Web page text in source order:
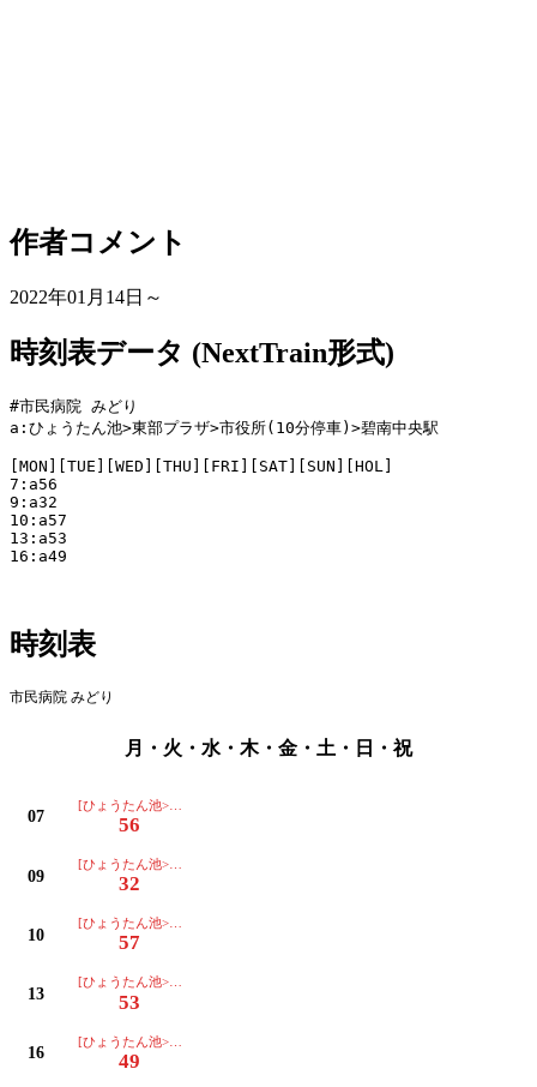
作者コメント
2022年01月14日～
時刻表データ (NextTrain形式)
#市民病院 みどり
a:ひょうたん池>東部プラザ>市役所(10分停車)>碧南中央駅
[MON][TUE][WED][THU][FRI][SAT][SUN][HOL]
7:a56
9:a32
10:a57
13:a53
16:a49
時刻表
市民病院 みどり
月・火・水・木・金・土・日・祝
07
[ひょうたん池>東部プラザ>市役所(10分停車)>碧南中央駅]
56
09
[ひょうたん池>東部プラザ>市役所(10分停車)>碧南中央駅]
32
10
[ひょうたん池>東部プラザ>市役所(10分停車)>碧南中央駅]
57
13
[ひょうたん池>東部プラザ>市役所(10分停車)>碧南中央駅]
53
16
[ひょうたん池>東部プラザ>市役所(10分停車)>碧南中央駅]
49